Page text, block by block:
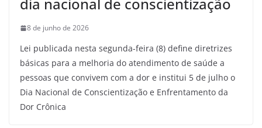
8 de junho de 2026
Lei publicada nesta segunda-feira (8) define diretrizes
básicas para a melhoria do atendimento de saúde a
pessoas que convivem com a dor e institui 5 de julho o
Dia Nacional de Conscientização e Enfrentamento da
Dor Crônica